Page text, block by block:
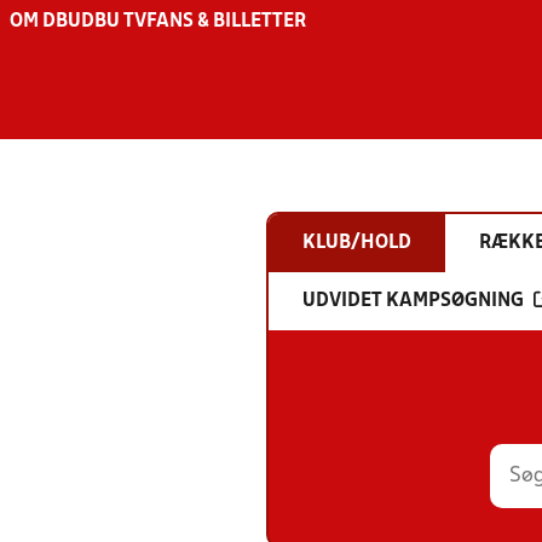
OM DBU DBU TV FANS & BILLETTER
KLUB/HOLD
UDVIDET KAMPSØGNING